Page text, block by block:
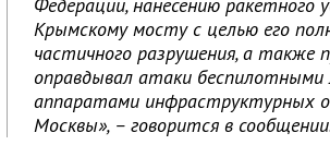
Крымскому мосту с целью его
частичного разрушения, а также
оправдывал атаки
аппаратами инфраструктурных
Москвы», – говорится в